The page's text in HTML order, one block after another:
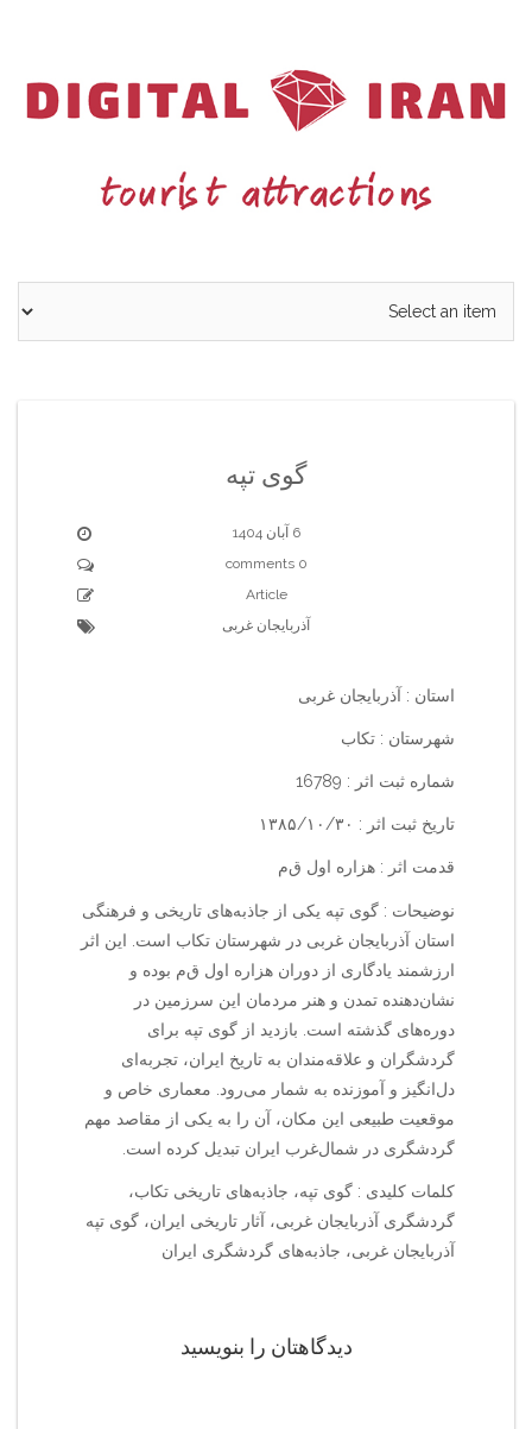
گوی تپه
6 آبان 1404
0 comments
Article
آذربایجان غربی
استان : آذربایجان غربی
شهرستان : تکاب
شماره ثبت اثر : 16789
تاریخ ثبت اثر : ۱۳۸۵/۱۰/۳۰
قدمت اثر : هزاره اول ق‌م‌
نوضیحات : گوی تپه یکی از جاذبه‌های تاریخی و فرهنگی
استان آذربایجان غربی در شهرستان تکاب است. این اثر
ارزشمند یادگاری از دوران هزاره اول ق‌م‌ بوده و
نشان‌دهنده تمدن و هنر مردمان این سرزمین در
دوره‌های گذشته است. بازدید از گوی تپه برای
گردشگران و علاقه‌مندان به تاریخ ایران، تجربه‌ای
دل‌انگیز و آموزنده به شمار می‌رود. معماری خاص و
موقعیت طبیعی این مکان، آن را به یکی از مقاصد مهم
گردشگری در شمال‌غرب ایران تبدیل کرده است.
کلمات کلیدی : گوی تپه، جاذبه‌های تاریخی تکاب،
گردشگری آذربایجان غربی، آثار تاریخی ایران، گوی تپه
آذربایجان غربی، جاذبه‌های گردشگری ایران
دیدگاهتان را بنویسید